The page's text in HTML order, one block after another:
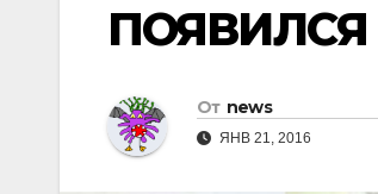
От news
ЯНВ 21, 2016